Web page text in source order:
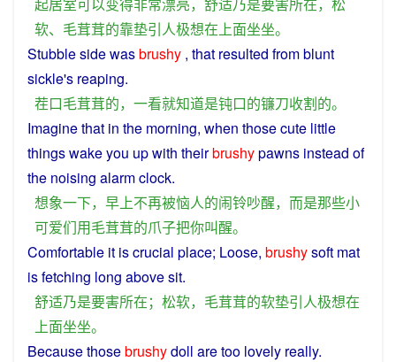
软、 毛茸茸的靠垫引人极想在上面坐坐。
Stubblesidewasbrushy , that resulted fromblunt
sickle's reaping.
茬口毛茸茸的， 一看就知道是钝口的镰刀收割的。
Imaginethat in the morning, when thosecute little
thingswakeyou upwith theirbrushypawns instead of
the noising alarmclock.
想象一下， 早上不再被恼人的闹铃吵醒， 而是那些小
可爱们用毛茸茸的爪子把你叫醒。
Comfortable it iscrucial place; Loose, brushysoft mat
is fetching long abovesit.
舒适乃是要害所在； 松软， 毛茸茸的软垫引人极想在
上面坐坐。
Becausethosebrushydoll aretoo lovely really.